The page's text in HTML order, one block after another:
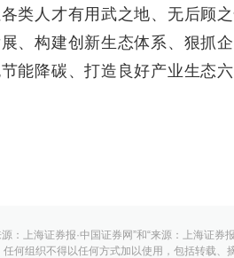
类人才有用武之地、无后顾
、构建创新生态体系、狠抓
能降碳、打造良好产业生态
：上海证券报·中国证券网”和“来源：上海证
何组织不得以任何方式加以使用，包括转载、